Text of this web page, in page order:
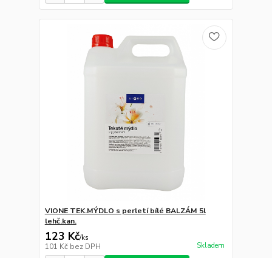
VIONE TEK.MÝDLO s perletí bílé BALZÁM 5l
lehč.kan.
123 Kč/ks
101 Kč bez DPH Skladem